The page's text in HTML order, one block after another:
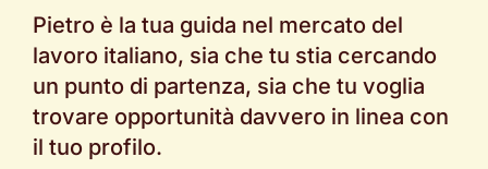
Pietro è la tua guida nel mercato del
lavoro italiano, sia che tu stia cercando
un punto di partenza, sia che tu voglia
trovare opportunità davvero in linea con
il tuo profilo.